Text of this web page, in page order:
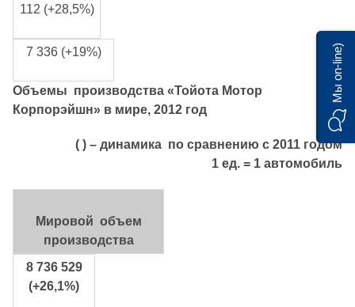
112 (+28,5%)
7 336 (+19%)
Объемы производства «Тойота Мотор
Корпорэйшн» в мире, 2012 год
( ) – динамика по сравнению с 2011 годом
1 ед. = 1 автомобиль
Мировой объем
производства
8 736 529
(+26,1%)
Мы on-line)